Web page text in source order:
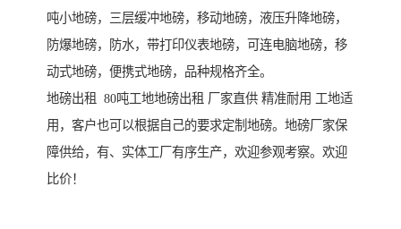
吨小地磅，三层缓冲地磅，移动地磅，液压升降地磅，
防爆地磅，防水，带打印仪表地磅，可连电脑地磅，移
动式地磅，便携式地磅，品种规格齐全。
地磅出租 80吨工地地磅出租 厂家直供 精准耐用 工地适
用，客户也可以根据自己的要求定制地磅。地磅厂家保
障供给，有、实体工厂有序生产，欢迎参观考察。欢迎
比价！